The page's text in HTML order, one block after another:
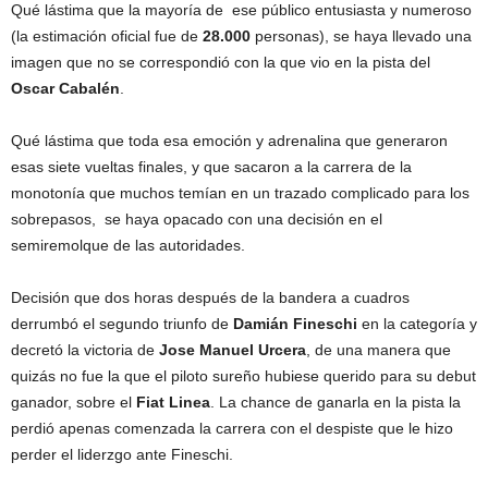
Qué lástima que la mayoría de ese público entusiasta y numeroso
(la estimación oficial fue de 28.000 personas), se haya llevado una
imagen que no se correspondió con la que vio en la pista del
Oscar Cabalén
Qué lástima que toda esa emoción y adrenalina que generaron
esas siete vueltas finales, y que sacaron a la carrera de la
monotonía que muchos temían en un trazado complicado para los
sobrepasos, se haya opacado con una decisión en el
semiremolque de las autoridades.
Decisión que dos horas después de la bandera a cuadros
derrumbó el segundo triunfo de Damián Fineschi en la categoría y
decretó la victoria de Jose Manuel Urcera , de una manera que
quizás no fue la que el piloto sureño hubiese querido para su debut
ganador, sobre el Fiat Linea . La chance de ganarla en la pista la
perdió apenas comenzada la carrera con el despiste que le hizo
perder el liderzgo ante Fineschi.